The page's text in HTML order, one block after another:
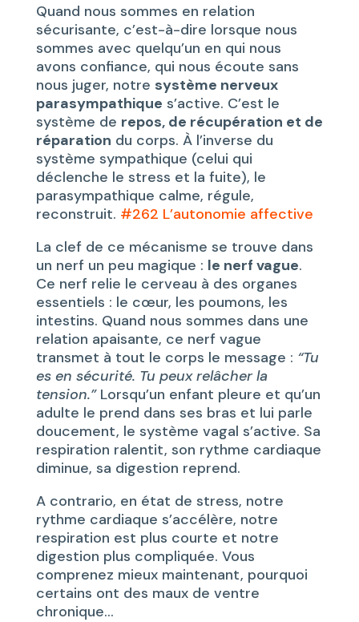
Quand nous sommes en relation
sécurisante, c’est-à-dire lorsque nous
sommes avec quelqu’un en qui nous
avons confiance, qui nous écoute sans
nous juger, notre système nerveux
parasympathique s’active. C’est le
système de repos, de récupération et de
réparation du corps. À l’inverse du
système sympathique (celui qui
déclenche le stress et la fuite), le
parasympathique calme, régule,
reconstruit. #262 L’autonomie affective
La clef de ce mécanisme se trouve dans
un nerf un peu magique : le nerf vague.
Ce nerf relie le cerveau à des organes
essentiels : le cœur, les poumons, les
intestins. Quand nous sommes dans une
relation apaisante, ce nerf vague
transmet à tout le corps le message : “Tu
es en sécurité. Tu peux relâcher la
tension.”Lorsqu’un enfant pleure et qu’un
adulte le prend dans ses bras et lui parle
doucement, le système vagal s’active. Sa
respiration ralentit, son rythme cardiaque
diminue, sa digestion reprend.
A contrario, en état de stress, notre
rythme cardiaque s’accélère, notre
respiration est plus courte et notre
digestion plus compliquée. Vous
comprenez mieux maintenant, pourquoi
certains ont des maux de ventre
chronique…